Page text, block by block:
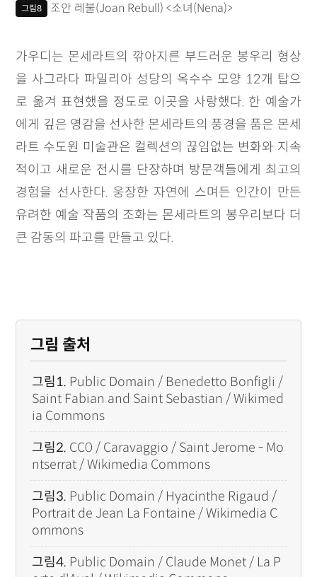
그림8 조안 레불(Joan Rebull) <소녀(Nena)>
가우디는 몬세라트의 깎아지른 부드러운 봉우리 형상
을 사그라다 파밀리아 성당의 옥수수 모양 12개 탑으
로 옮겨 표현했을 정도로 이곳을 사랑했다. 한 예술가
에게 깊은 영감을 선사한 몬세라트의 풍경을 품은 몬세
라트 수도원 미술관은 컬렉션의 끊임없는 변화와 지속
적이고 새로운 전시를 단장하며 방문객들에게 최고의
경험을 선사한다. 웅장한 자연에 스며든 인간이 만든
유려한 예술 작품의 조화는 몬세라트의 봉우리보다 더
큰 감동의 파고를 만들고 있다.
그림 출처
그림1. Public Domain / Benedetto Bonfigli /
Saint Fabian and Saint Sebastian / Wikimed
ia Commons
그림2. CC0 / Caravaggio / Saint Jerome - Mo
ntserrat / Wikimedia Commons
그림3. Public Domain / Hyacinthe Rigaud /
Portrait de Jean La Fontaine / Wikimedia C
ommons
그림4. Public Domain / Claude Monet / La P